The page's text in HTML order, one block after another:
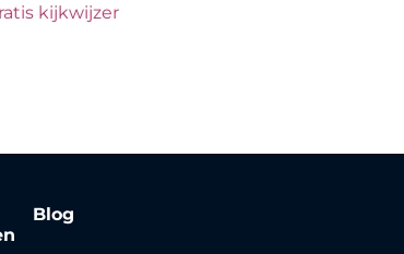
kijkwijzer
Blog